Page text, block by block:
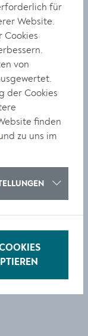
18 Jahre
New Roman,
(max. 10
Post oder
Mediathek,
(Leiterin
öffentliche
für
Website.
Cookies
von
der Cookies
finden
zu uns im